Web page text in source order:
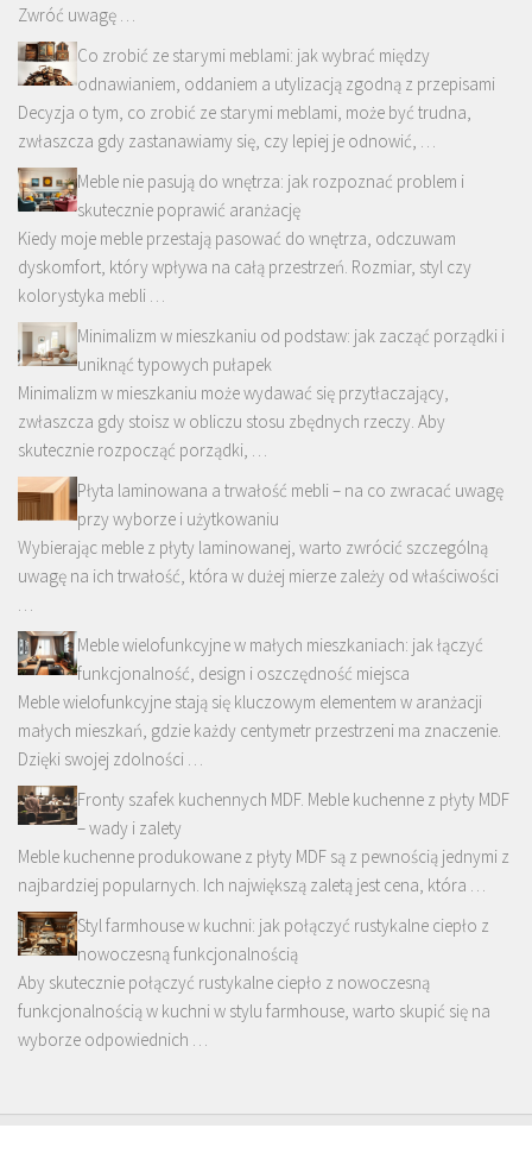
Zwróć uwagę …
Co zrobić ze starymi meblami: jak wybrać między
odnawianiem, oddaniem a utylizacją zgodną z przepisami
Decyzja o tym, co zrobić ze starymi meblami, może być trudna,
zwłaszcza gdy zastanawiamy się, czy lepiej je odnowić, …
Meble nie pasują do wnętrza: jak rozpoznać problem i
skutecznie poprawić aranżację
Kiedy moje meble przestają pasować do wnętrza, odczuwam
dyskomfort, który wpływa na całą przestrzeń. Rozmiar, styl czy
kolorystyka mebli …
Minimalizm w mieszkaniu od podstaw: jak zacząć porządki i
uniknąć typowych pułapek
Minimalizm w mieszkaniu może wydawać się przytłaczający,
zwłaszcza gdy stoisz w obliczu stosu zbędnych rzeczy. Aby
skutecznie rozpocząć porządki, …
Płyta laminowana a trwałość mebli – na co zwracać uwagę
przy wyborze i użytkowaniu
Wybierając meble z płyty laminowanej, warto zwrócić szczególną
uwagę na ich trwałość, która w dużej mierze zależy od właściwości
…
Meble wielofunkcyjne w małych mieszkaniach: jak łączyć
funkcjonalność, design i oszczędność miejsca
Meble wielofunkcyjne stają się kluczowym elementem w aranżacji
małych mieszkań, gdzie każdy centymetr przestrzeni ma znaczenie.
Dzięki swojej zdolności …
Fronty szafek kuchennych MDF. Meble kuchenne z płyty MDF
– wady i zalety
Meble kuchenne produkowane z płyty MDF są z pewnością jednymi z
najbardziej popularnych. Ich największą zaletą jest cena, która …
Styl farmhouse w kuchni: jak połączyć rustykalne ciepło z
nowoczesną funkcjonalnością
Aby skutecznie połączyć rustykalne ciepło z nowoczesną
funkcjonalnością w kuchni w stylu farmhouse, warto skupić się na
wyborze odpowiednich …